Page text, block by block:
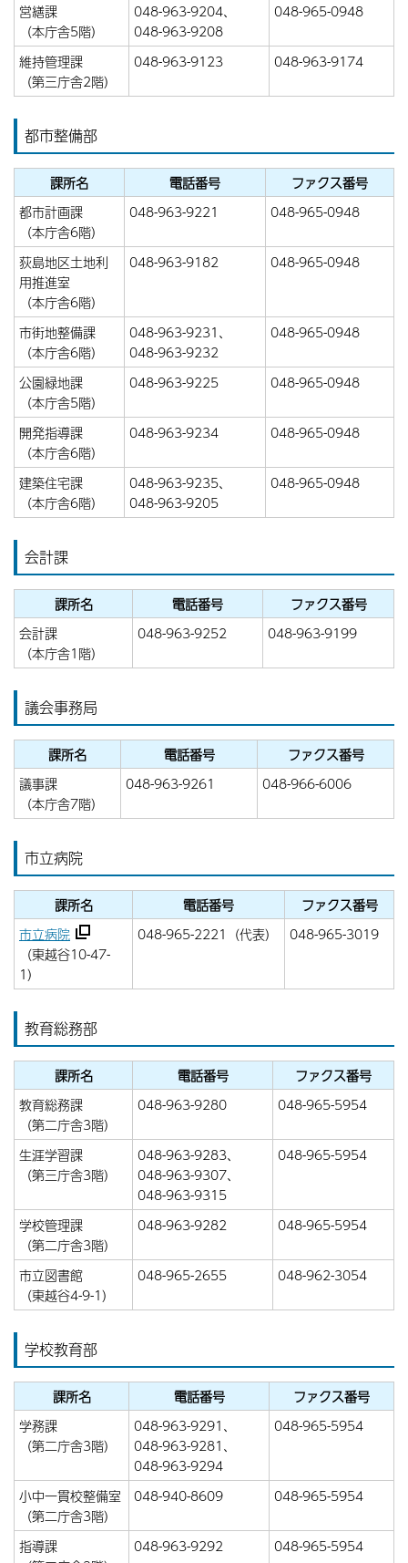
営繕課
（本庁舎5階）
048-963-9204、
048-963-9208
048-965-0948
維持管理課
（第三庁舎2階）
048-963-9123 048-963-9174
都市整備部
課所名 電話番号
ファクス番号
都市計画課
（本庁舎6階）
048-963-9221 048-965-0948
荻島地区土地利
用推進室
（本庁舎6階）
048-963-9182 048-965-0948
市街地整備課
（本庁舎6階）
048-963-9231、
048-963-9232
048-965-0948
公園緑地課
（本庁舎5階）
048-963-9225 048-965-0948
開発指導課
（本庁舎6階）
048-963-9234 048-965-0948
建築住宅課
（本庁舎6階）
048-963-9235、
048-963-9205
048-965-0948
会計課
課所名 電話番号
ファクス番号
会計課
（本庁舎1階）
048-963-9252 048-963-9199
議会事務局
課所名 電話番号
ファクス番号
議事課
（本庁舎7階）
048-963-9261 048-966-6006
市立病院
課所名 電話番号
ファクス番号
市立病院
（東越谷10-47-
1）
048-965-2221（代表） 048-965-3019
教育総務部
課所名 電話番号
ファクス番号
教育総務課
（第二庁舎3階）
048-963-9280 048-965-5954
生涯学習課
（第三庁舎3階）
048-963-9283、
048-963-9307、
048-963-9315
048-965-5954
学校管理課
（第二庁舎3階）
048-963-9282 048-965-5954
市立図書館
（東越谷4-9-1）
048-965-2655 048-962-3054
学校教育部
課所名 電話番号
ファクス番号
学務課
（第二庁舎3階）
048-963-9291、
048-963-9281、
048-963-9294
048-965-5954
小中一貫校整備室
（第二庁舎3階）
048-940-8609 048-965-5954
指導課
048-963-9292 048-965-5954